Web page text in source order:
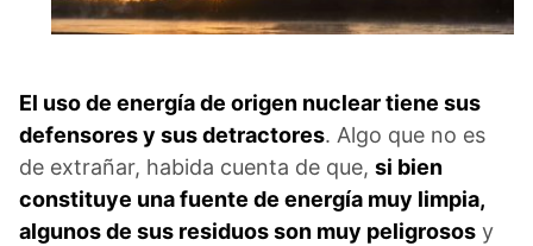
El uso de energía de origen nuclear tiene sus
defensores y sus detractores. Algo que no es
de extrañar, habida cuenta de que, si bien
constituye una fuente de energía muy limpia,
algunos de sus residuos son muy peligrosos y